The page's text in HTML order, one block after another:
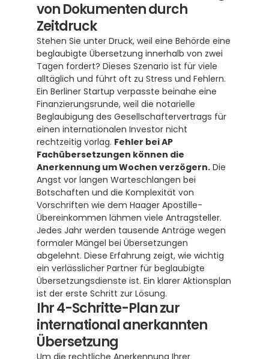
von Dokumenten durch
Zeitdruck
Stehen Sie unter Druck, weil eine Behörde eine
beglaubigte Übersetzung innerhalb von zwei
Tagen fordert? Dieses Szenario ist für viele
alltäglich und führt oft zu Stress und Fehlern.
Ein Berliner Startup verpasste beinahe eine
Finanzierungsrunde, weil die notarielle
Beglaubigung des Gesellschaftervertrags für
einen internationalen Investor nicht
rechtzeitig vorlag. Fehler bei AP
Fachübersetzungen können die
Anerkennung um Wochen verzögern. Die
Angst vor langen Warteschlangen bei
Botschaften und die Komplexität von
Vorschriften wie dem Haager Apostille-
Übereinkommen lähmen viele Antragsteller.
Jedes Jahr werden tausende Anträge wegen
formaler Mängel bei Übersetzungen
abgelehnt. Diese Erfahrung zeigt, wie wichtig
ein verlässlicher Partner für beglaubigte
Übersetzungsdienste ist. Ein klarer Aktionsplan
ist der erste Schritt zur Lösung.
Ihr 4-Schritte-Plan zur
international anerkannten
Übersetzung
Um die rechtliche Anerkennung Ihrer